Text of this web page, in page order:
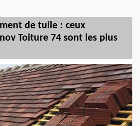
de tuile : ceux
Toiture 74 sont les plus